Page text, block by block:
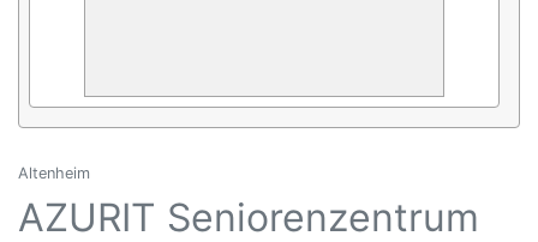
Altenheim
AZURIT Seniorenzentrum